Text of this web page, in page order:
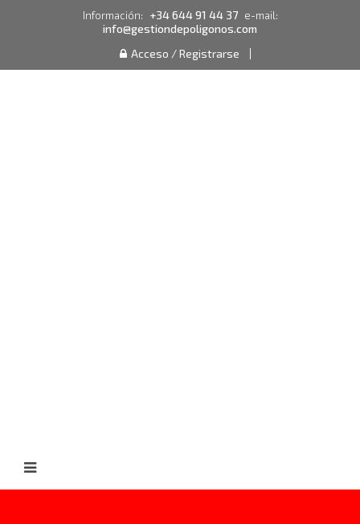
Información: +34 644 91 44 37 e-mail:
info@gestiondepoligonos.com
Acceso / Registrarse